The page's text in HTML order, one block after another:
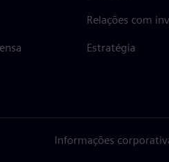
Relações com
Estratégia
Informações